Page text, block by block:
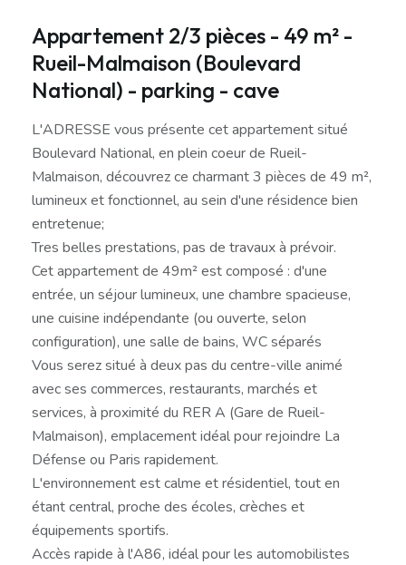
Appartement 2/3 pièces - 49 m² -
Rueil-Malmaison (Boulevard
National) - parking - cave
L'ADRESSE vous présente cet appartement situé
Boulevard National, en plein coeur de Rueil-
Malmaison, découvrez ce charmant 3 pièces de 49 m²,
lumineux et fonctionnel, au sein d'une résidence bien
entretenue;
Tres belles prestations, pas de travaux à prévoir.
Cet appartement de 49m² est composé : d'une
entrée, un séjour lumineux, une chambre spacieuse,
une cuisine indépendante (ou ouverte, selon
configuration), une salle de bains, WC séparés
Vous serez situé à deux pas du centre-ville animé
avec ses commerces, restaurants, marchés et
services, à proximité du RER A (Gare de Rueil-
Malmaison), emplacement idéal pour rejoindre La
Défense ou Paris rapidement.
L'environnement est calme et résidentiel, tout en
étant central, proche des écoles, crèches et
équipements sportifs.
Accès rapide à l'A86, idéal pour les automobilistes